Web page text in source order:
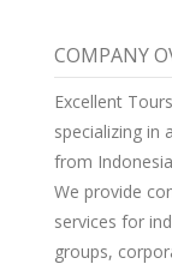
COMPANY
Excellent
specializing in
from
We provide
services for
groups,